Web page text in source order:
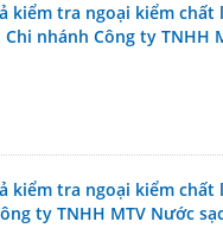
kiểm tra ngoại kiểm
Chi nhánh Công ty TNHH
kiểm tra ngoại kiểm
ty TNHH MTV Nước